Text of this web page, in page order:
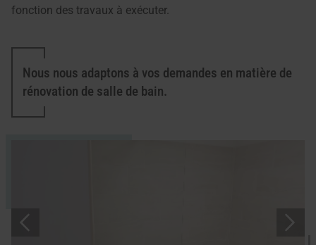
fonction des travaux à exécuter.
Nous nous adaptons à vos demandes en matière de
rénovation de salle de bain.